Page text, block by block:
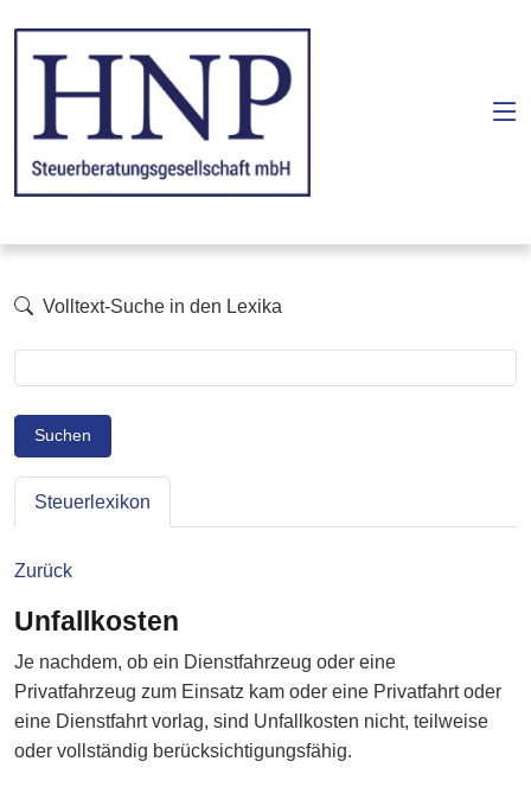
Volltext-Suche in den Lexika
Suchen
Steuerlexikon
Zurück
Unfallkosten
Je nachdem, ob ein Dienstfahrzeug oder eine
Privatfahrzeug zum Einsatz kam oder eine Privatfahrt oder
eine Dienstfahrt vorlag, sind Unfallkosten nicht, teilweise
oder vollständig berücksichtigungsfähig.